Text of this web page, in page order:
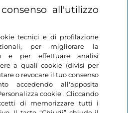
all'utilizzo
tecnici e di profilazione
per migliorare la
e per effettuare analisi
a quali cookie (divisi per
o revocare il tuo consenso
accedendo all'apposita
cookie". Cliccando
di memorizzare tutti i